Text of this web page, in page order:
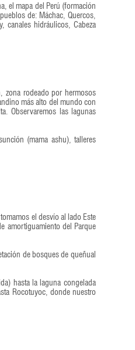
el mapa del Perú (formación
de: Máchac, Quercos,
canales hidráulicos, Cabeza
zona rodeado por hermosos
más alto del mundo con
Observaremos las lagunas
(mama ashu), talleres
el desvío al lado Este
amortiguamiento del Parque
de bosques de queñual
hasta la laguna congelada
Rocotuyoc, donde nuestro